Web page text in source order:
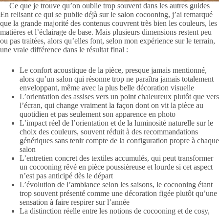
Ce que je trouve qu’on oublie trop souvent dans les autres guides
En relisant ce qui se publie déjà sur le salon cocooning, j’ai remarqué
que la grande majorité des contenus couvrent très bien les couleurs, les
matières et l’éclairage de base. Mais plusieurs dimensions restent peu
ou pas traitées, alors qu’elles font, selon mon expérience sur le terrain,
une vraie différence dans le résultat final :
Le confort acoustique de la pièce, presque jamais mentionné,
alors qu’un salon qui résonne trop ne paraîtra jamais totalement
enveloppant, même avec la plus belle décoration visuelle
L’orientation des assises vers un point chaleureux plutôt que vers
l’écran, qui change vraiment la façon dont on vit la pièce au
quotidien et pas seulement son apparence en photo
L’impact réel de l’orientation et de la luminosité naturelle sur le
choix des couleurs, souvent réduit à des recommandations
génériques sans tenir compte de la configuration propre à chaque
salon
L’entretien concret des textiles accumulés, qui peut transformer
un cocooning rêvé en pièce poussiéreuse et lourde si cet aspect
n’est pas anticipé dès le départ
L’évolution de l’ambiance selon les saisons, le cocooning étant
trop souvent présenté comme une décoration figée plutôt qu’une
sensation à faire respirer sur l’année
La distinction réelle entre les notions de cocooning et de cosy,